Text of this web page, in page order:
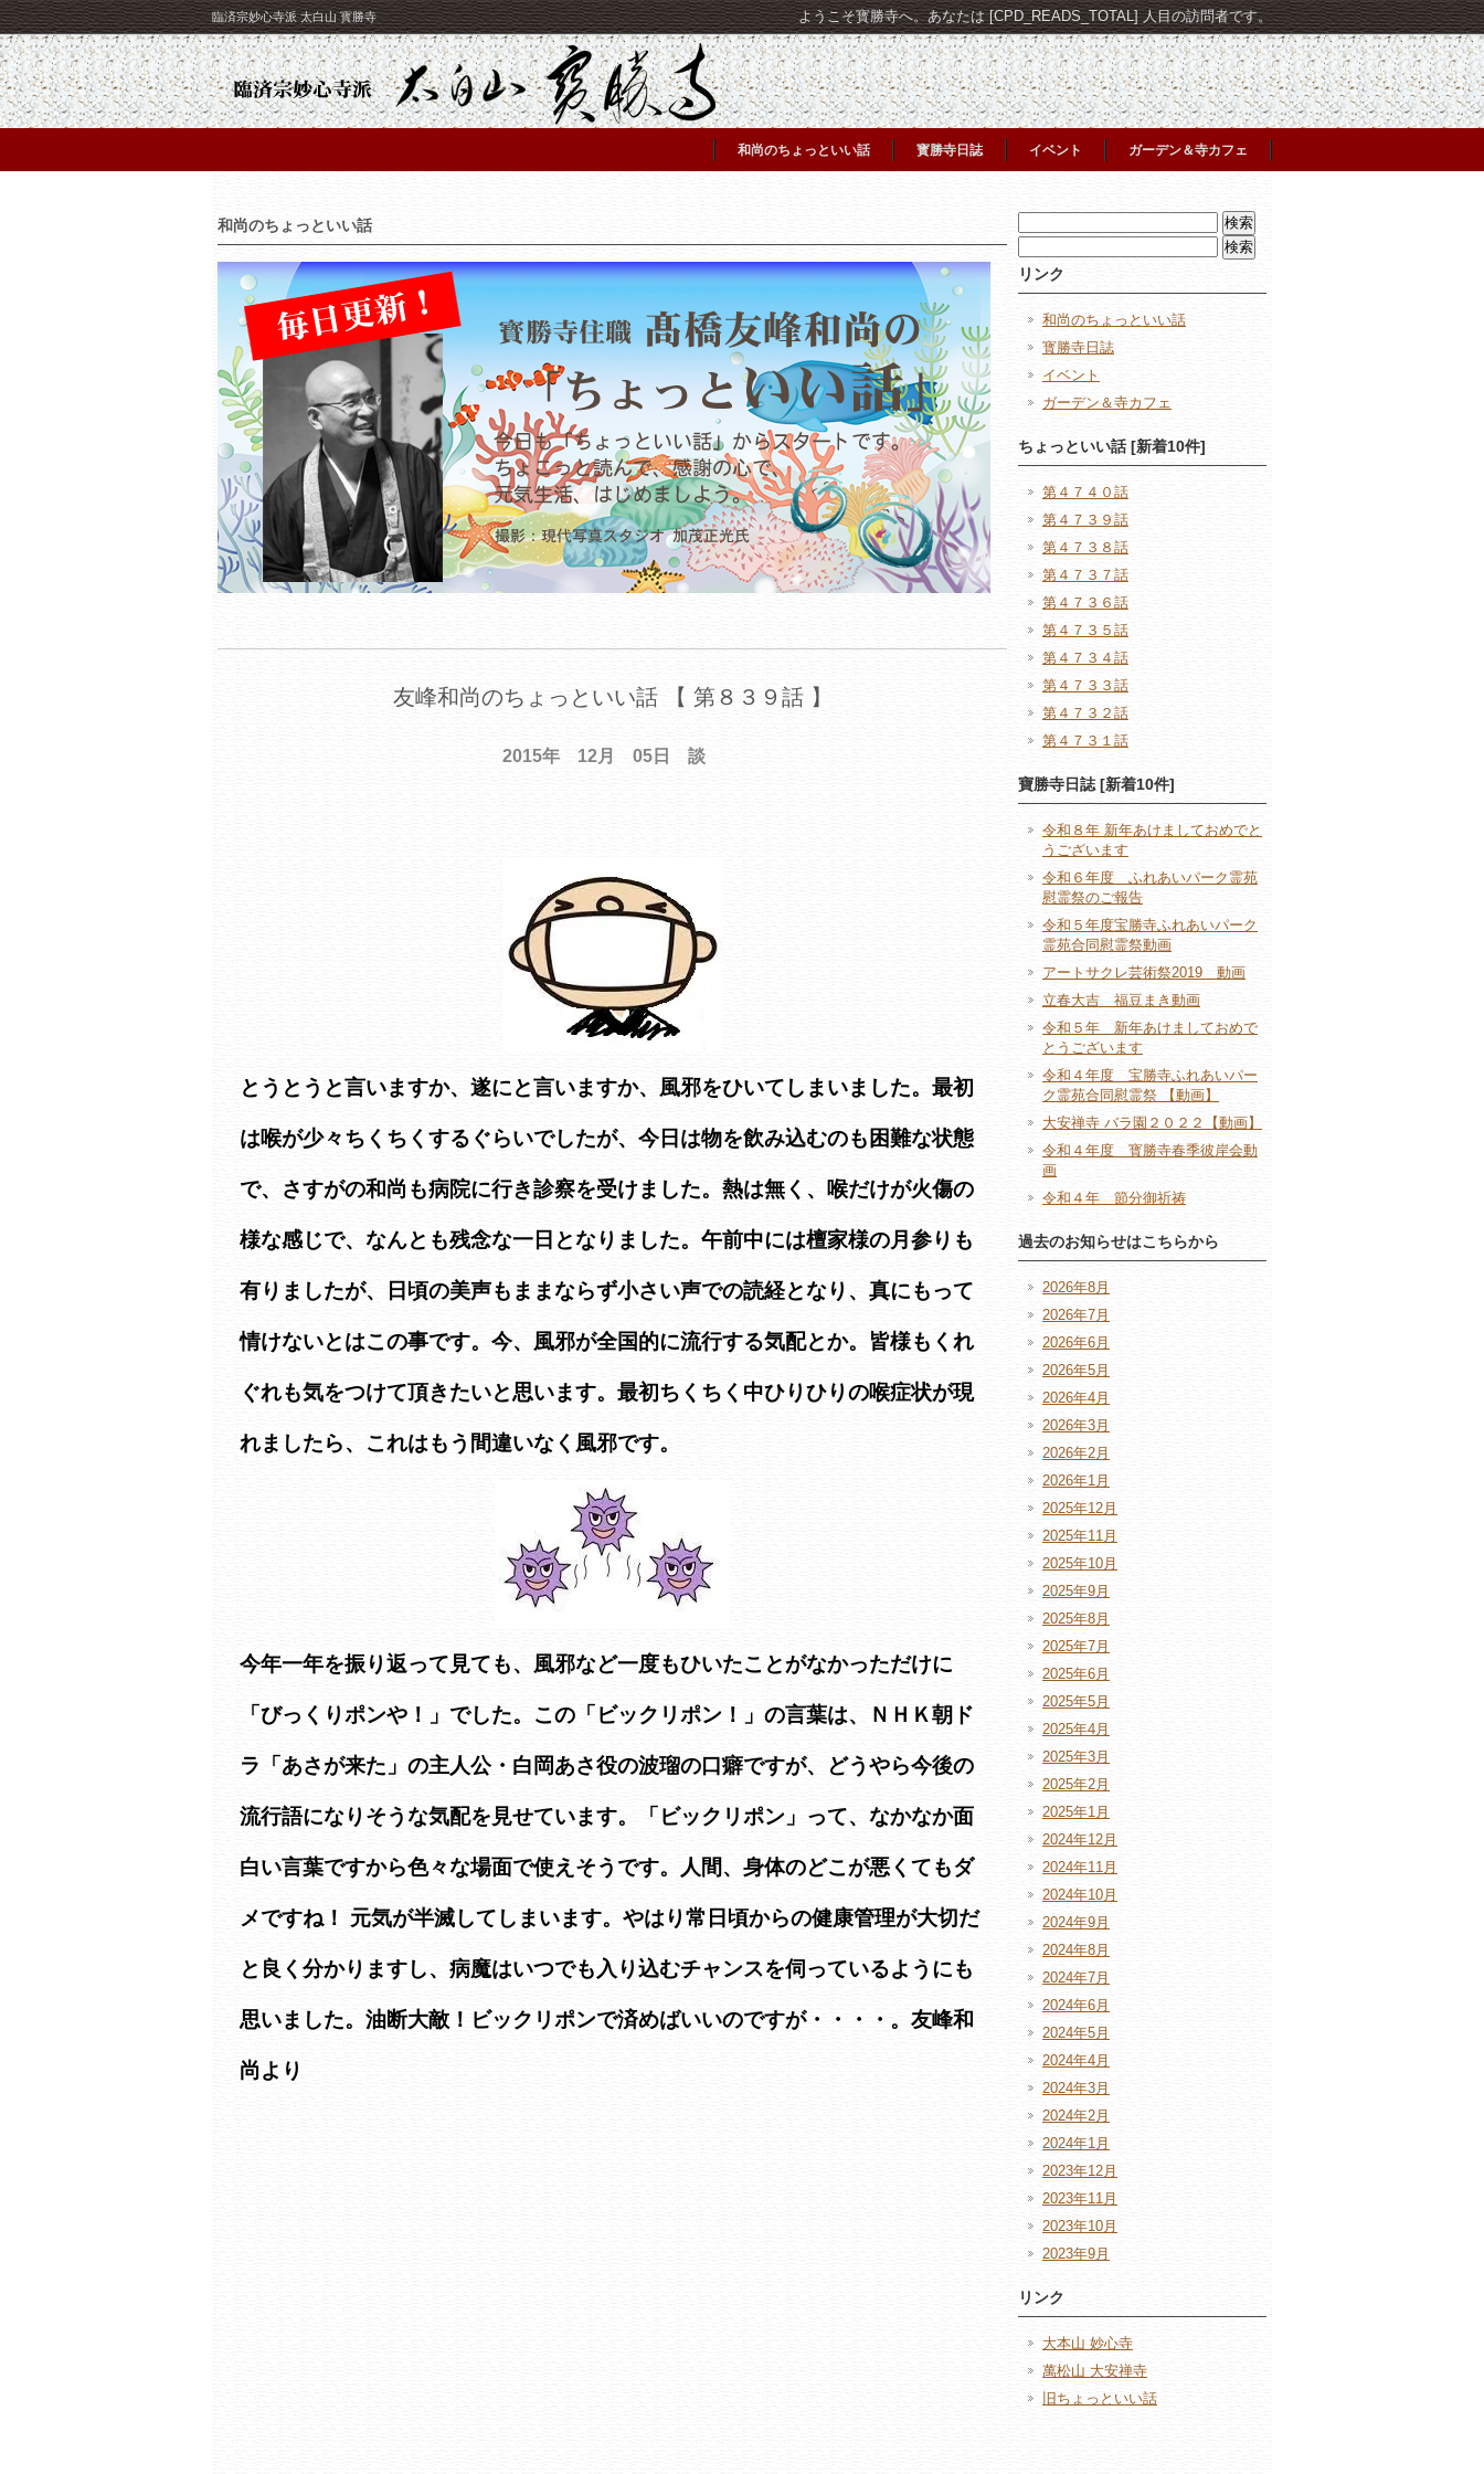
臨済宗妙心寺派 太白山 寳勝寺 ようこそ寳勝寺へ。あなたは [CPD_READS_TOTAL] 人目の訪問者です。
和尚のちょっといい話 寳勝寺日誌 イベント ガーデン＆寺カフェ
和尚のちょっといい話
友峰和尚のちょっといい話 【 第８３９話 】
2015年 12月 05日 談
とうとうと言いますか、遂にと言いますか、風邪をひいてしまいました。最初
は喉が少々ちくちくするぐらいでしたが、今日は物を飲み込むのも困難な状態
で、さすがの和尚も病院に行き診察を受けました。熱は無く、喉だけが火傷の
様な感じで、なんとも残念な一日となりました。午前中には檀家様の月参りも
有りましたが、日頃の美声もままならず小さい声での読経となり、真にもって
情けないとはこの事です。今、風邪が全国的に流行する気配とか。皆様もくれ
ぐれも気をつけて頂きたいと思います。最初ちくちく中ひりひりの喉症状が現
れましたら、これはもう間違いなく風邪です。
今年一年を振り返って見ても、風邪など一度もひいたことがなかっただけに
「びっくりポンや！」でした。この「ビックリポン！」の言葉は、ＮＨＫ朝ド
ラ「あさが来た」の主人公・白岡あさ役の波瑠の口癖ですが、どうやら今後の
流行語になりそうな気配を見せています。「ビックリポン」って、なかなか面
白い言葉ですから色々な場面で使えそうです。人間、身体のどこが悪くてもダ
メですね！ 元気が半滅してしまいます。やはり常日頃からの健康管理が大切だ
と良く分かりますし、病魔はいつでも入り込むチャンスを伺っているようにも
思いました。油断大敵！ビックリポンで済めばいいのですが・・・・。友峰和
尚より
索:
索:
リンク
和尚のちょっといい話
寳勝寺日誌
イベント
ガーデン＆寺カフェ
ちょっといい話 [新着10件]
第４７４０話
第４７３９話
第４７３８話
第４７３７話
第４７３６話
第４７３５話
第４７３４話
第４７３３話
第４７３２話
第４７３１話
寶勝寺日誌 [新着10件]
令和８年 新年あけましておめでと
うございます
令和６年度 ふれあいパーク霊苑
慰霊祭のご報告
令和５年度宝勝寺ふれあいパーク
霊苑合同慰霊祭動画
アートサクレ芸術祭2019 動画
立春大吉 福豆まき動画
令和５年 新年あけましておめで
とうございます
令和４年度 宝勝寺ふれあいパー
ク霊苑合同慰霊祭 【動画】
大安禅寺 バラ園２０２２【動画】
令和４年度 寳勝寺春季彼岸会動
画
令和４年 節分御祈祷
過去のお知らせはこちらから
2026年8月
2026年7月
2026年6月
2026年5月
2026年4月
2026年3月
2026年2月
2026年1月
2025年12月
2025年11月
2025年10月
2025年9月
2025年8月
2025年7月
2025年6月
2025年5月
2025年4月
2025年3月
2025年2月
2025年1月
2024年12月
2024年11月
2024年10月
2024年9月
2024年8月
2024年7月
2024年6月
2024年5月
2024年4月
2024年3月
2024年2月
2024年1月
2023年12月
2023年11月
2023年10月
2023年9月
リンク
大本山 妙心寺
萬松山 大安禅寺
旧ちょっといい話